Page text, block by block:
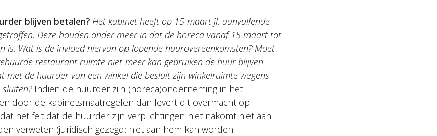
blijven betalen? Het kabinet heeft op 15 maart jl. aanvullende
Deze houden onder meer in dat de horeca vanaf 15 maart tot
is. Wat is de invloed hiervan op lopende huurovereenkomsten? Moet
restaurant ruimte niet meer kan gebruiken de huur blijven
met de huurder van een winkel die besluit zijn winkelruimte wegens
sluiten? Indien de huurder zijn (horeca)onderneming in het
door de kabinetsmaatregelen dan levert dit overmacht op.
het feit dat de huurder zijn verplichtingen niet nakomt niet aan
verweten (juridisch gezegd: niet aan hem kan worden